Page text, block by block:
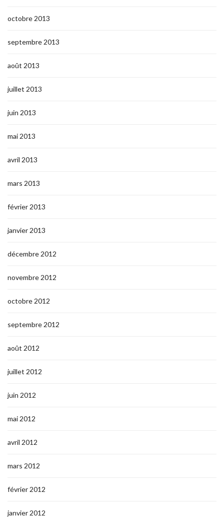
octobre 2013
septembre 2013
août 2013
juillet 2013
juin 2013
mai 2013
avril 2013
mars 2013
février 2013
janvier 2013
décembre 2012
novembre 2012
octobre 2012
septembre 2012
août 2012
juillet 2012
juin 2012
mai 2012
avril 2012
mars 2012
février 2012
janvier 2012